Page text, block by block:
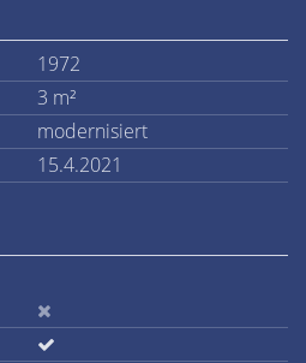
1972
3 m²
modernisiert
15.4.2021